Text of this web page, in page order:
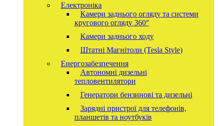
Електроніка
Камери заднього огляду та системи
кругового огляду 360°
Камери заднього ходу
Штатні Магнітоли (Tesla Style)
Енергозабезпечення
Автономні дизельні
тепловентилятори
Генератори бензинові та дизельні
Зарядні пристрої для телефонів,
планшетів та ноутбуків